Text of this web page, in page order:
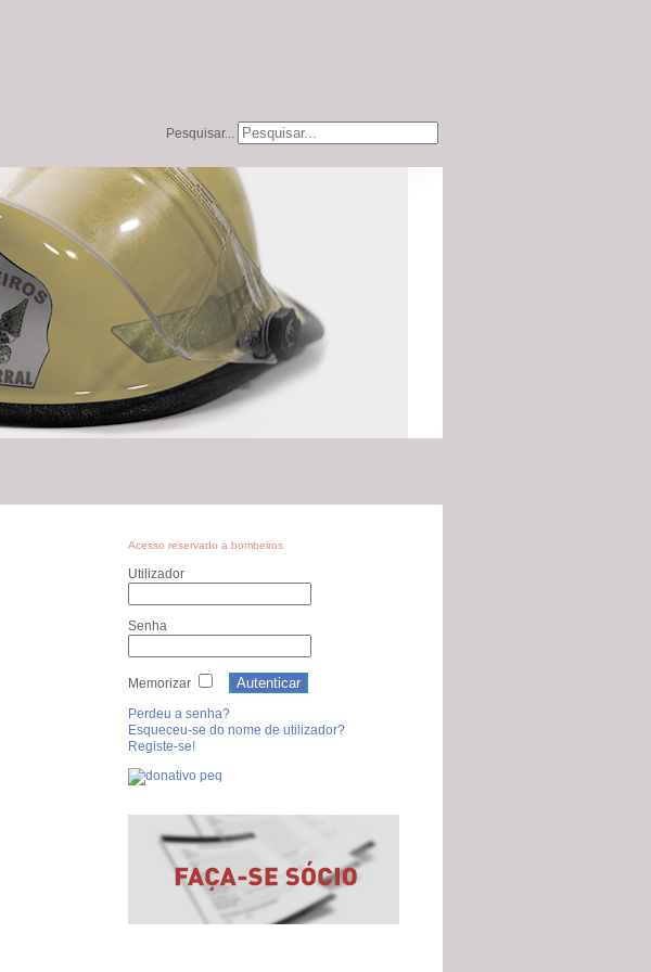
Pesquisar...
Acesso reservado a bombeiros
Utilizador
Senha
Memorizar
Perdeu a senha?
Esqueceu-se do nome de utilizador?
Registe-se!